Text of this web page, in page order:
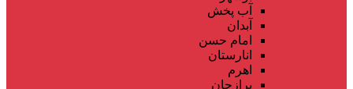
آب پخش
آبدان
امام حسن
انارستان
اهرم
برازجان